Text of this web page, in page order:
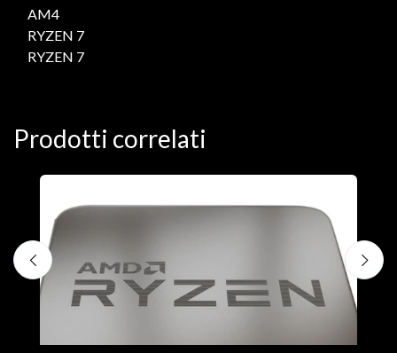
AM4
RYZEN 7
RYZEN 7
Prodotti correlati